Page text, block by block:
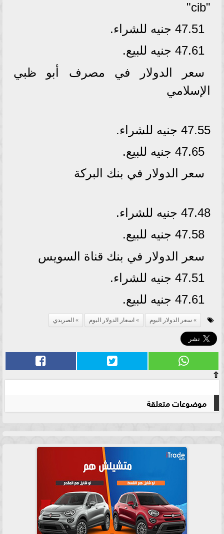
"cib"
47.51 جنيه للشراء.
47.61 جنيه للبيع.
سعر الدولار في مصرف أبو ظبي
الإسلامي
47.55 جنيه للشراء.
47.65 جنيه للبيع.
سعر الدولار في بنك البركة
47.48 جنيه للشراء.
47.58 جنيه للبيع.
سعر الدولار في بنك قناة السويس
47.51 جنيه للشراء.
47.61 جنيه للبيع.
سعر الدولار اليوم اسعار الدولار اليوم الصريدي
⇧
موضوعات متعلقة